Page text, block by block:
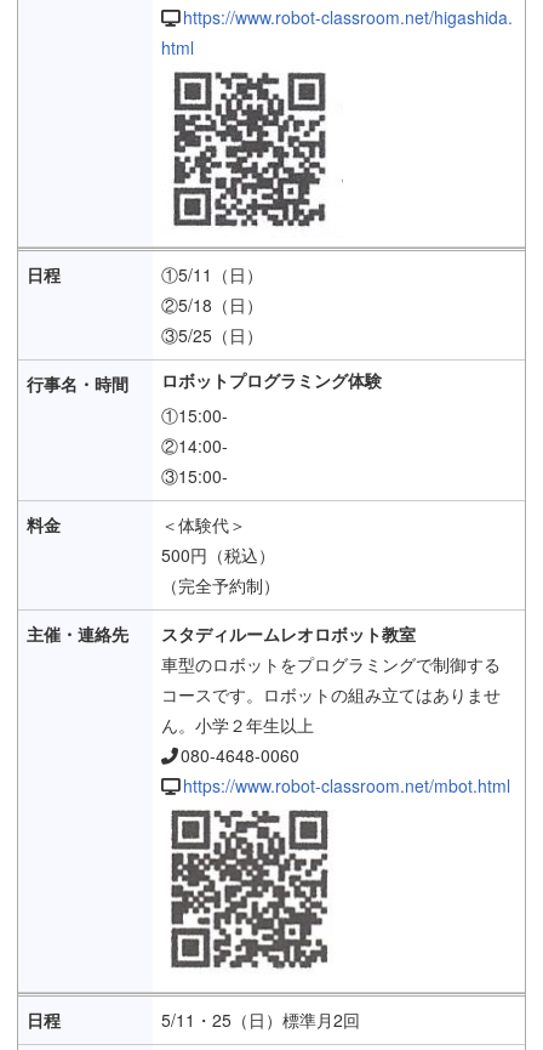
https://www.robot-classroom.net/higashida.
html
①5/11（日）
②5/18（日）
③5/25（日）
ロボットプログラミング体験
①15:00-
②14:00-
③15:00-
＜体験代＞
500円（税込）
（完全予約制）
スタディルームレオロボット教室
車型のロボットをプログラミングで制御する
コースです。ロボットの組み立てはありませ
ん。小学２年生以上
080-4648-0060
https://www.robot-classroom.net/mbot.html
5/11・25（日）標準月2回